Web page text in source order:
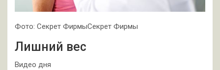
Фото: Секрет ФирмыСекрет Фирмы
Лишний вес
Видео дня